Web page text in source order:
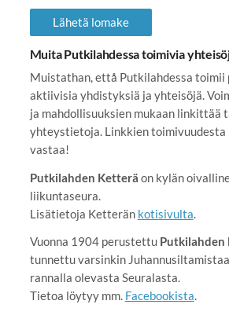
Lähetä lomake
Muita Putkilahdessa toimivia
Muistathan, ettå Putkilahdessa toimii
aktiivisia yhdistyksiä ja yhteisöjä.
ja mahdollisuuksien mukaan linkittää
yhteystietoja. Linkkien toimivuudesta
vastaa!
Putkilahden Ketterä on kylän
liikuntaseura.
Lisätietoja Ketterän kotisivulta.
Vuonna 1904 perustettu Putkilahden
tunnettu varsinkin
rannalla olevasta Seuralasta.
Tietoa löytyy mm. Facebookista.